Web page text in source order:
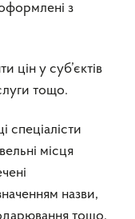
з
цін у суб’єктів
тощо.
спеціалісти
місця
назви,